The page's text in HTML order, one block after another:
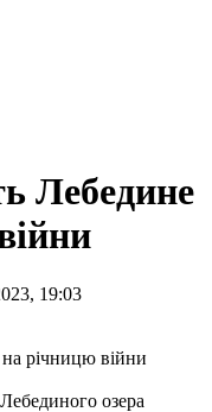
Лебедине
19:03
озера